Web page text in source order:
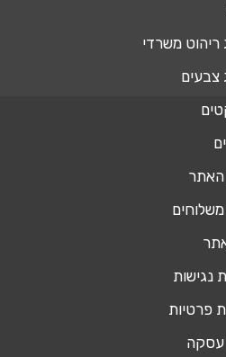
ריהוט משרדי
צבעים
האתר
משלוחים
נגישות
פרטיות
עסקה